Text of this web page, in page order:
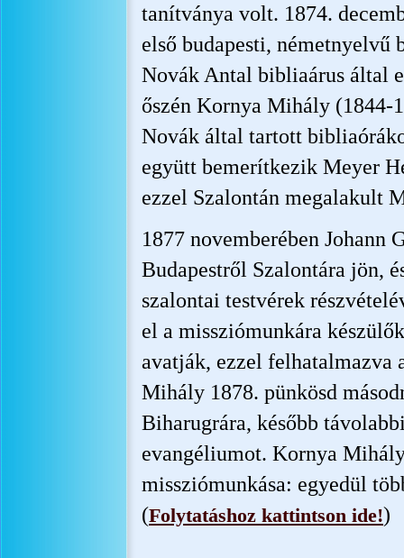
tanítványa volt. 1874.
első budapesti, németnyelvű
Novák Antal bibliaárus által
őszén Kornya Mihály (1844-
Novák által tartott
együtt bemerítkezik Meyer
ezzel Szalontán megalakult
1877 novemberében Johann
Budapestről Szalontára jön,
szalontai testvérek
el a missziómunkára
avatják, ezzel felhatalmazva
Mihály 1878. pünkösd
Biharugrára, később
evangéliumot. Kornya
missziómunkása: egyedül
(Folytatáshoz kattintson ide!)